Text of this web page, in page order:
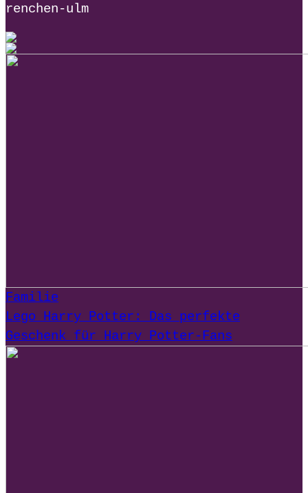
renchen-ulm
Familie
Lego Harry Potter: Das perfekte
Geschenk für Harry Potter-Fans